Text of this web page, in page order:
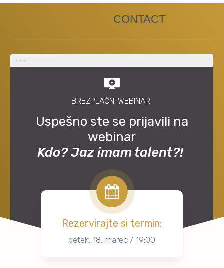
CONTACT
BREZPLAČNI WEBINAR
Uspešno ste se prijavili na
webinar
Kdo? Jaz imam talent?!
Rezervirajte si termin:
petek, 18. marec / 19:00